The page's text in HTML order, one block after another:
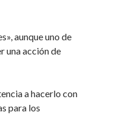
aunque uno de
una acción de
a hacerlo con
para los